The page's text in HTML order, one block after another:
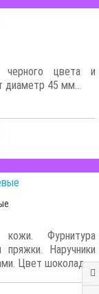
черного цвета и
диаметр 45 мм...
Фурнитура
пряжки. Наручники
Цвет шоколад...